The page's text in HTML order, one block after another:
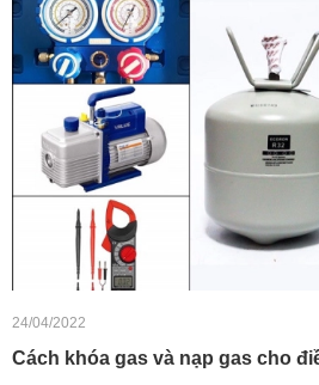
24/04/2022
Cách khóa gas và nạp gas cho